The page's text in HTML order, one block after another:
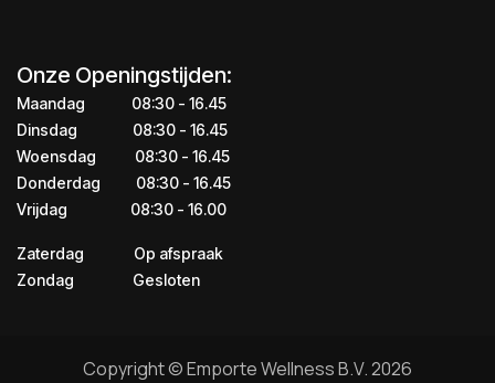
Onze Openingstijden:
Maandag
​​​08:30 - 16.45​
Dinsdag
​​​​08:30 - 16.45
Woensdag
​08:30 - 16.45
Donderdag
​​​​​08:30 - 16.45
Vrijdag
​​​​​08:30 - 16.00
Zaterdag
​​Op afspraak
Zondag
​​Gesloten
Copyright © Emporte Wellness B.V. 2026